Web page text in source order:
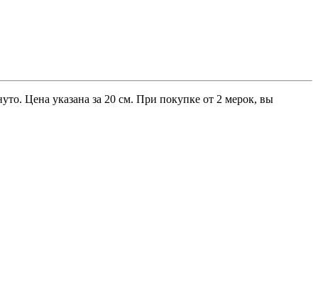
Цена указана за 20 см. При покупке от 2 мерок, вы